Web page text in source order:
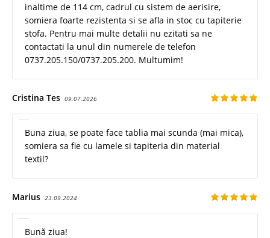
inaltime de 114 cm, cadrul cu sistem de aerisire,
somiera foarte rezistenta si se afla in stoc cu tapiterie
stofa. Pentru mai multe detalii nu ezitati sa ne
contactati la unul din numerele de telefon
0737.205.150/0737.205.200. Multumim!
Cristina Tes 09.07.2026
Buna ziua, se poate face tablia mai scunda (mai mica),
somiera sa fie cu lamele si tapiteria din material
textil?
Marius 23.09.2024
Bună ziua!